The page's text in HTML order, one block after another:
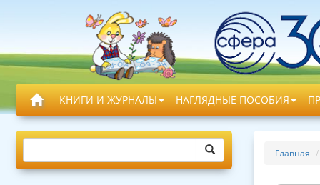
КНИГИ И ЖУРНАЛЫ НАГЛЯДНЫЕ ПОСОБИЯ
Главная